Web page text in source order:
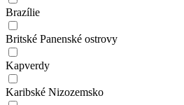
Brazílie
Britské Panenské ostrovy
Kapverdy
Karibské Nizozemsko